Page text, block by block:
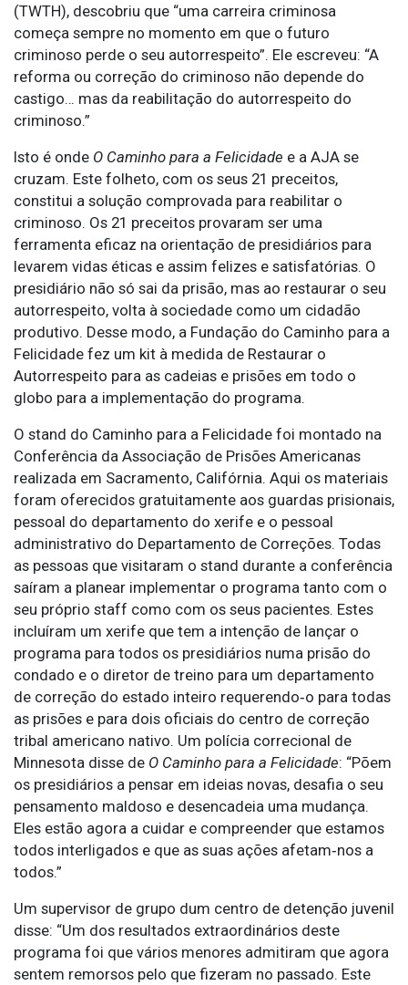
(TWTH), descobriu que “uma carreira criminosa
começa sempre no momento em que o futuro
criminoso perde o seu autorrespeito”. Ele escreveu: “A
reforma ou correção do criminoso não depende do
castigo… mas da reabilitação do autorrespeito do
criminoso.”
Isto é onde O Caminho para a Felicidade e a AJA se
cruzam. Este folheto, com os seus 21 preceitos,
constitui a solução comprovada para reabilitar o
criminoso. Os 21 preceitos provaram ser uma
ferramenta eficaz na orientação de presidiários para
levarem vidas éticas e assim felizes e satisfatórias. O
presidiário não só sai da prisão, mas ao restaurar o seu
autorrespeito, volta à sociedade como um cidadão
produtivo. Desse modo, a Fundação do Caminho para a
Felicidade fez um kit à medida de Restaurar o
Autorrespeito para as cadeias e prisões em todo o
globo para a implementação do programa.
O stand do Caminho para a Felicidade foi montado na
Conferência da Associação de Prisões Americanas
realizada em Sacramento, Califórnia. Aqui os materiais
foram oferecidos gratuitamente aos guardas prisionais,
pessoal do departamento do xerife e o pessoal
administrativo do Departamento de Correções. Todas
as pessoas que visitaram o stand durante a conferência
saíram a planear implementar o programa tanto com o
seu próprio staff como com os seus pacientes. Estes
incluíram um xerife que tem a intenção de lançar o
programa para todos os presidiários numa prisão do
condado e o diretor de treino para um departamento
de correção do estado inteiro requerendo‑o para todas
as prisões e para dois oficiais do centro de correção
tribal americano nativo. Um polícia correcional de
Minnesota disse de O Caminho para a Felicidade: “Põem
os presidiários a pensar em ideias novas, desafia o seu
pensamento maldoso e desencadeia uma mudança.
Eles estão agora a cuidar e compreender que estamos
todos interligados e que as suas ações afetam‑nos a
todos.”
Um supervisor de grupo dum centro de detenção juvenil
disse: “Um dos resultados extraordinários deste
programa foi que vários menores admitiram que agora
sentem remorsos pelo que fizeram no passado. Este